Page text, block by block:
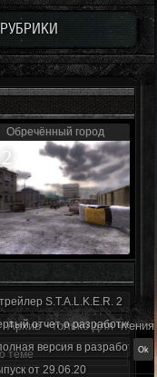
РУБРИКИ
Обречённый город
S.T.A.L.K.E.R. 2
отчет о разработке!
версия в разработке!
от 29.06.20
Архив - только для чтения